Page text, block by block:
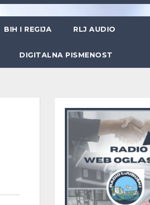
BIH I REGIJA RLJ AUDIO
DIGITALNA PISMENOST